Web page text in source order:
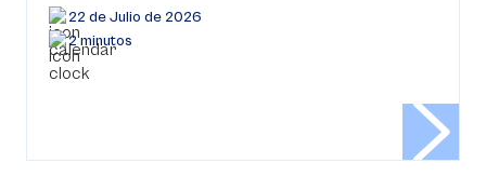
22 de Julio de 2026
2 minutos